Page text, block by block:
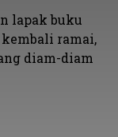
lapak buku
ramai,
diam-diam